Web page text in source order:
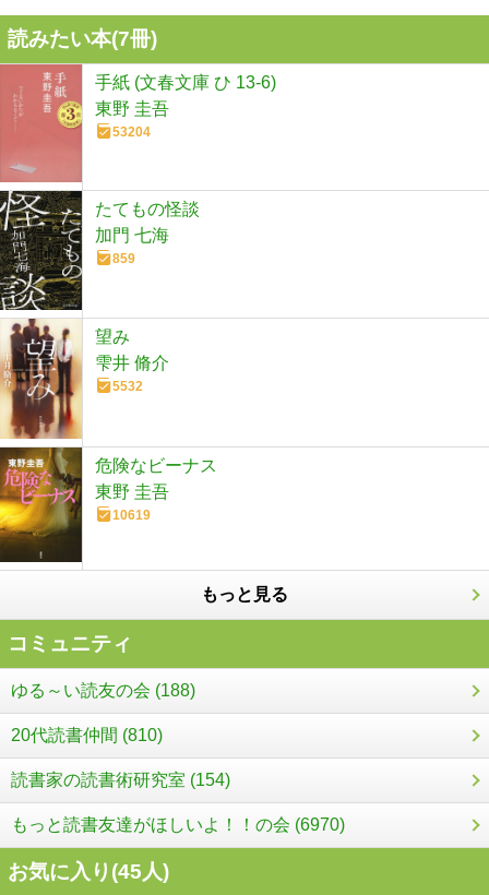
読みたい本(7冊)
手紙 (文春文庫 ひ 13-6)
東野 圭吾
53204
たてもの怪談
加門 七海
859
望み
雫井 脩介
5532
危険なビーナス
東野 圭吾
10619
もっと見る
コミュニティ
ゆる～い読友の会 (188)
20代読書仲間 (810)
読書家の読書術研究室 (154)
もっと読書友達がほしいよ！！の会 (6970)
お気に入り(45人)